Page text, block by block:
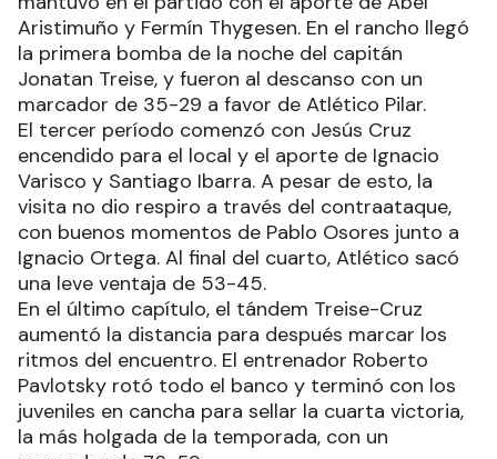
Aristimuño y Fermín Thygesen. En el rancho llegó
la primera bomba de la noche del capitán
Jonatan Treise, y fueron al descanso con un
marcador de 35-29 a favor de Atlético Pilar.
El tercer período comenzó con Jesús Cruz
encendido para el local y el aporte de Ignacio
Varisco y Santiago Ibarra. A pesar de esto, la
visita no dio respiro a través del contraataque,
con buenos momentos de Pablo Osores junto a
Ignacio Ortega. Al final del cuarto, Atlético sacó
una leve ventaja de 53-45.
En el último capítulo, el tándem Treise-Cruz
aumentó la distancia para después marcar los
ritmos del encuentro. El entrenador Roberto
Pavlotsky rotó todo el banco y terminó con los
juveniles en cancha para sellar la cuarta victoria,
la más holgada de la temporada, con un